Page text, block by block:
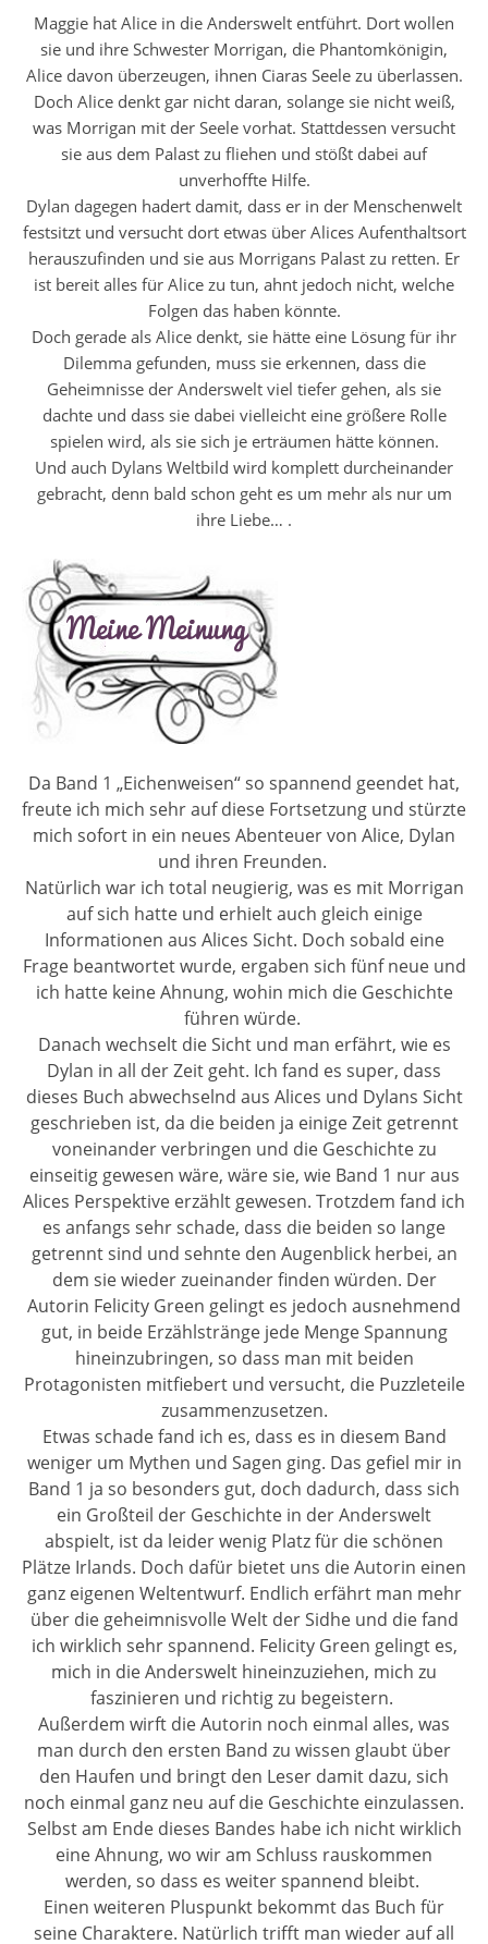
Maggie hat Alice in die Anderswelt entführt. Dort wollen
sie und ihre Schwester Morrigan, die Phantomkönigin,
Alice davon überzeugen, ihnen Ciaras Seele zu überlassen.
Doch Alice denkt gar nicht daran, solange sie nicht weiß,
was Morrigan mit der Seele vorhat. Stattdessen versucht
sie aus dem Palast zu fliehen und stößt dabei auf
unverhoffte Hilfe.
Dylan dagegen hadert damit, dass er in der Menschenwelt
festsitzt und versucht dort etwas über Alices Aufenthaltsort
herauszufinden und sie aus Morrigans Palast zu retten. Er
ist bereit alles für Alice zu tun, ahnt jedoch nicht, welche
Folgen das haben könnte.
Doch gerade als Alice denkt, sie hätte eine Lösung für ihr
Dilemma gefunden, muss sie erkennen, dass die
Geheimnisse der Anderswelt viel tiefer gehen, als sie
dachte und dass sie dabei vielleicht eine größere Rolle
spielen wird, als sie sich je erträumen hätte können.
Und auch Dylans Weltbild wird komplett durcheinander
gebracht, denn bald schon geht es um mehr als nur um
ihre Liebe… .
Da Band 1 „Eichenweisen“ so spannend geendet hat,
freute ich mich sehr auf diese Fortsetzung und stürzte
mich sofort in ein neues Abenteuer von Alice, Dylan
und ihren Freunden.
Natürlich war ich total neugierig, was es mit Morrigan
auf sich hatte und erhielt auch gleich einige
Informationen aus Alices Sicht. Doch sobald eine
Frage beantwortet wurde, ergaben sich fünf neue und
ich hatte keine Ahnung, wohin mich die Geschichte
führen würde.
Danach wechselt die Sicht und man erfährt, wie es
Dylan in all der Zeit geht. Ich fand es super, dass
dieses Buch abwechselnd aus Alices und Dylans Sicht
geschrieben ist, da die beiden ja einige Zeit getrennt
voneinander verbringen und die Geschichte zu
einseitig gewesen wäre, wäre sie, wie Band 1 nur aus
Alices Perspektive erzählt gewesen. Trotzdem fand ich
es anfangs sehr schade, dass die beiden so lange
getrennt sind und sehnte den Augenblick herbei, an
dem sie wieder zueinander finden würden. Der
Autorin Felicity Green gelingt es jedoch ausnehmend
gut, in beide Erzählstränge jede Menge Spannung
hineinzubringen, so dass man mit beiden
Protagonisten mitfiebert und versucht, die Puzzleteile
zusammenzusetzen.
Etwas schade fand ich es, dass es in diesem Band
weniger um Mythen und Sagen ging. Das gefiel mir in
Band 1 ja so besonders gut, doch dadurch, dass sich
ein Großteil der Geschichte in der Anderswelt
abspielt, ist da leider wenig Platz für die schönen
Plätze Irlands. Doch dafür bietet uns die Autorin einen
ganz eigenen Weltentwurf. Endlich erfährt man mehr
über die geheimnisvolle Welt der Sidhe und die fand
ich wirklich sehr spannend. Felicity Green gelingt es,
mich in die Anderswelt hineinzuziehen, mich zu
faszinieren und richtig zu begeistern.
Außerdem wirft die Autorin noch einmal alles, was
man durch den ersten Band zu wissen glaubt über
den Haufen und bringt den Leser damit dazu, sich
noch einmal ganz neu auf die Geschichte einzulassen.
Selbst am Ende dieses Bandes habe ich nicht wirklich
eine Ahnung, wo wir am Schluss rauskommen
werden, so dass es weiter spannend bleibt.
Einen weiteren Pluspunkt bekommt das Buch für
seine Charaktere. Natürlich trifft man wieder auf all